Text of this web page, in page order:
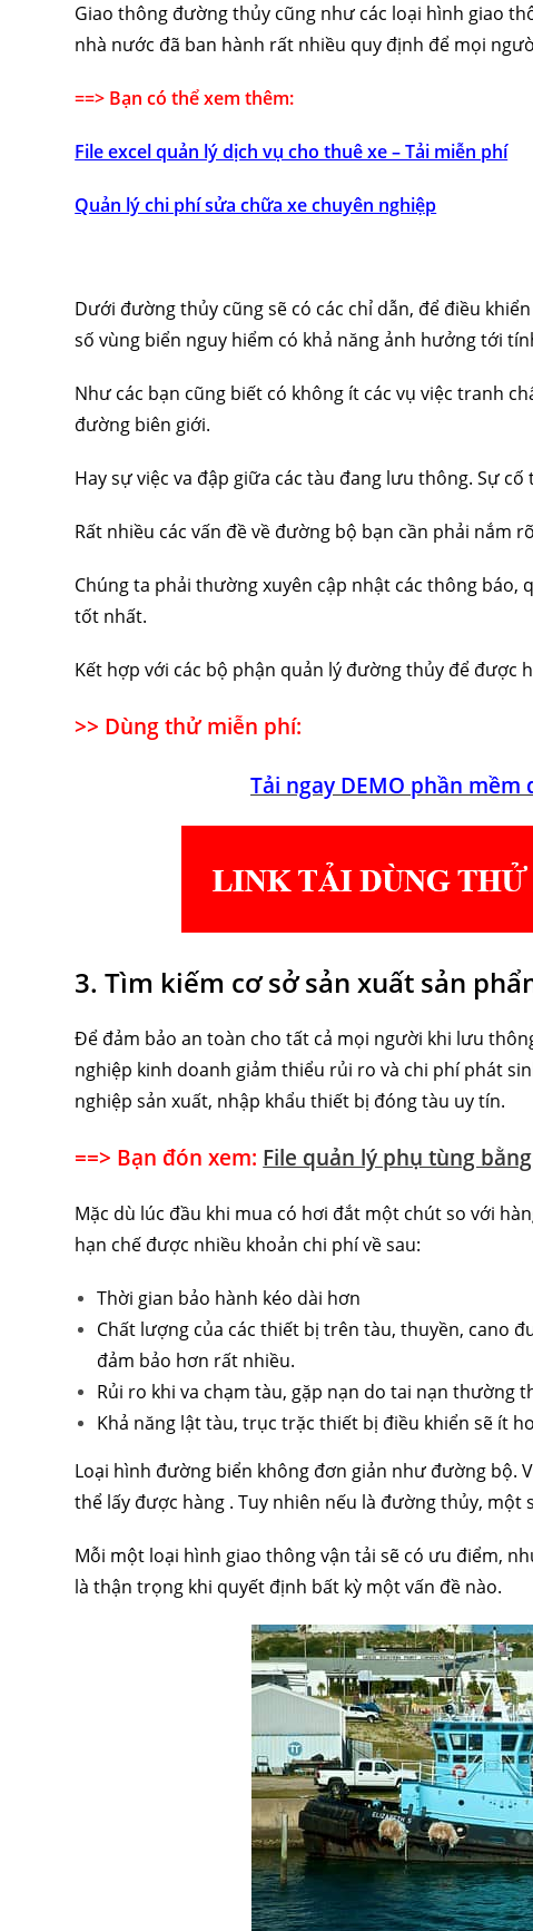
Giao thông đường thủy cũng như các loại hình giao
nhà nước đã ban hành rất nhiều quy định để mọi
==> Bạn có thể xem thêm:
File excel quản lý dịch vụ cho thuê xe – Tải miễn phí
Quản lý chi phí sửa chữa xe chuyên nghiệp
Dưới đường thủy cũng sẽ có các chỉ dẫn, để điều
số vùng biển nguy hiểm có khả năng ảnh hưởng tới
Như các bạn cũng biết có không ít các vụ việc tranh
đường biên giới.
Hay sự việc va đập giữa các tàu đang lưu thông. Sự
Rất nhiều các vấn đề về đường bộ bạn cần phải nắm
Chúng ta phải thường xuyên cập nhật các thông
tốt nhất.
Kết hợp với các bộ phận quản lý đường thủy để được
>> Dùng thử miễn phí:
Tải ngay DEMO phần mềm
3. Tìm kiếm cơ sở sản xuất sản
Để đảm bảo an toàn cho tất cả mọi người khi lưu
nghiệp kinh doanh giảm thiểu rủi ro và chi phí phát
nghiệp sản xuất, nhập khẩu thiết bị đóng tàu uy tín.
==> Bạn đón xem: File quản lý phụ tùng
Mặc dù lúc đầu khi mua có hơi đắt một chút so với
hạn chế được nhiều khoản chi phí về sau:
Thời gian bảo hành kéo dài hơn
Chất lượng của các thiết bị trên tàu, thuyền, cano
đảm bảo hơn rất nhiều.
Rủi ro khi va chạm tàu, gặp nạn do tai nạn thường
Khả năng lật tàu, trục trặc thiết bị điều khiển sẽ ít
Loại hình đường biển không đơn giản như đường bộ.
thể lấy được hàng . Tuy nhiên nếu là đường thủy, một
Mỗi một loại hình giao thông vận tải sẽ có ưu điểm,
là thận trọng khi quyết định bất kỳ một vấn đề nào.